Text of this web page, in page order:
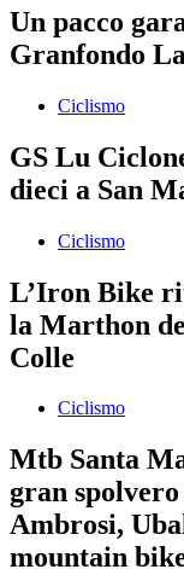
Un pacco
Granfondo
Ciclismo
GS Lu
dieci a San
Ciclismo
L’Iron Bike
la Marthon
Colle
Ciclismo
Mtb Santa
gran
Ambrosi,
mountain